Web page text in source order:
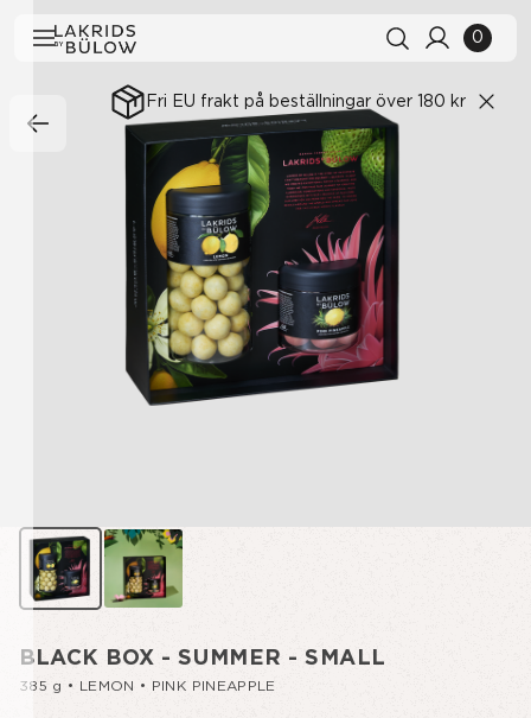
0
Fri EU frakt på beställningar över 180 kr
Rensa alla
Visa alla
BLACK BOX - SUMMER - SMALL
385 g • LEMON • PINK PINEAPPLE